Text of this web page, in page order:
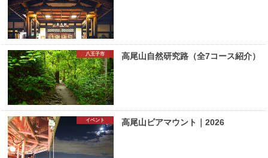
八王子市 高尾山自然研究路（全7コース紹介）
イベント 高尾山ビアマウント｜2026